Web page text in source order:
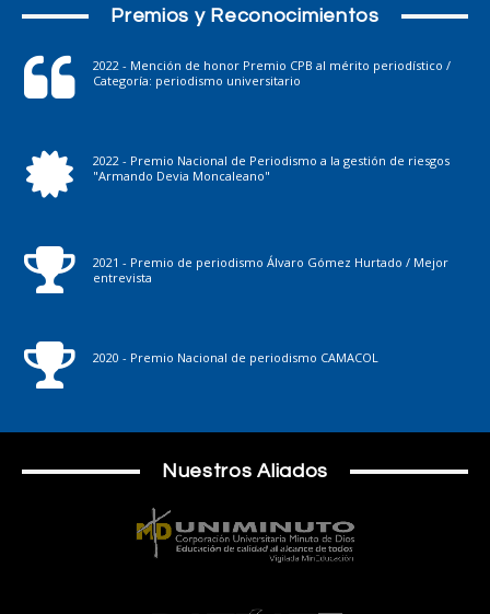
Premios y Reconocimientos
2022 - Mención de honor Premio CPB al mérito periodístico /
Categoría: periodismo universitario
2022 - Premio Nacional de Periodismo a la gestión de riesgos
"Armando Devia Moncaleano"
2021 - Premio de periodismo Álvaro Gómez Hurtado / Mejor
entrevista
2020 - Premio Nacional de periodismo CAMACOL
Nuestros Aliados